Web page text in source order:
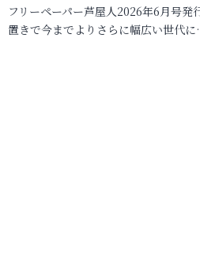
フリーペーパー芦屋人2026年6月号
置きで今までよりさらに幅広い世代